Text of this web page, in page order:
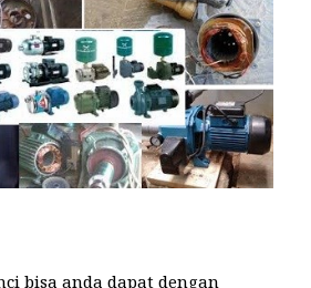
bisa anda dapat dengan